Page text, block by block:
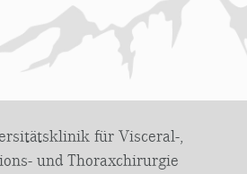
für Visceral-,
und Thoraxchirurgie